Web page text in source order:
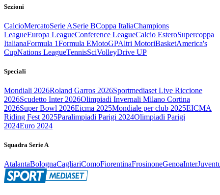
Sezioni
CalcioMercatoSerie ASerie BCoppa ItaliaChampions
LeagueEuropa LeagueConference LeagueCalcio EsteroSupercoppa
ItalianaFormula 1Formula EMotoGPAltri MotoriBasketAmerica's
CupNations LeagueTennisSciVolleyDrive UP
Speciali
Mondiali 2026Roland Garros 2026Sportmediaset Live Riccione
2026Scudetto Inter 2026Olimpiadi Invernali Milano Cortina
2026Super Bowl 2026Eicma 2025Mondiale per club 2025EICMA
Riding Fest 2025Paralimpiadi Parigi 2024Olimpiadi Parigi
2024Euro 2024
Squadra Serie A
AtalantaBolognaCagliariComoFiorentinaFrosinoneGenoaInter